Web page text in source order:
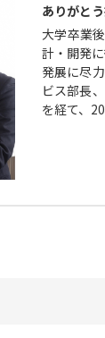
ありがと
大学卒業
計・開発
発展に尽
ビス部長
を経て、